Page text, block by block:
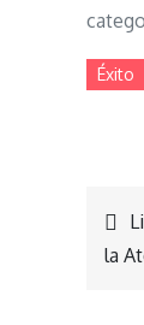
Éxito
la